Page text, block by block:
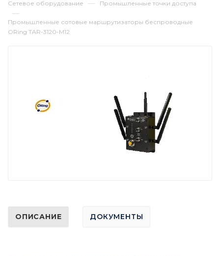
Сетевое оборудование — Промышленные точки доступа
—
Промышленные сотовые маршрутизаторы беспроводные
ORing TAR-3120-M12
ОПИСАНИЕ ДОКУМЕНТЫ